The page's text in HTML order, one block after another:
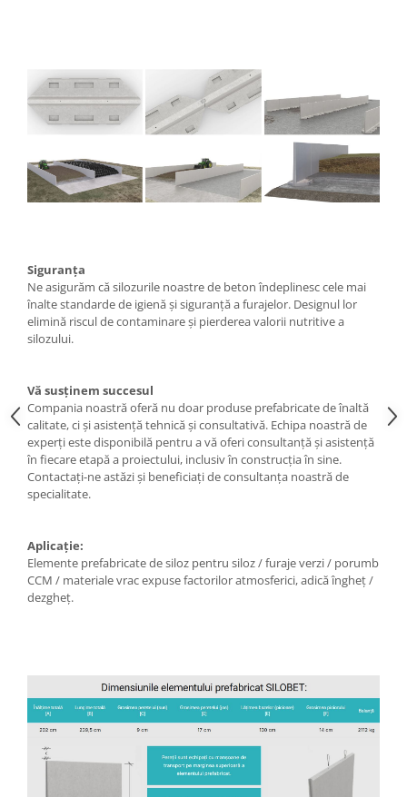
Siguranța
Ne asigurăm că silozurile noastre de beton îndeplinesc cele mai
înalte standarde de igienă și siguranță a furajelor. Designul lor
elimină riscul de contaminare și pierderea valorii nutritive a
silozului.
Vă susținem succesul
Compania noastră oferă nu doar produse prefabricate de înaltă
calitate, ci și asistență tehnică și consultativă. Echipa noastră de
experți este disponibilă pentru a vă oferi consultanță și asistență
în fiecare etapă a proiectului, inclusiv în construcția în sine.
Contactați-ne astăzi și beneficiați de consultanța noastră de
specialitate.
Aplicație:
Elemente prefabricate de siloz pentru siloz / furaje verzi / porumb
CCM / materiale vrac expuse factorilor atmosferici, adică îngheț /
dezgheț.